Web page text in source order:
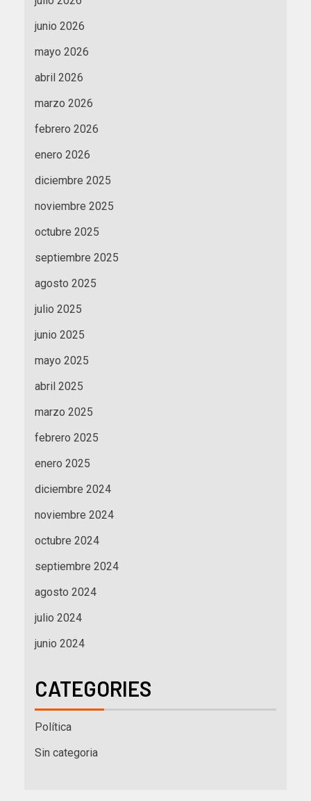
junio 2026
mayo 2026
abril 2026
marzo 2026
febrero 2026
enero 2026
diciembre 2025
noviembre 2025
octubre 2025
septiembre 2025
agosto 2025
julio 2025
junio 2025
mayo 2025
abril 2025
marzo 2025
febrero 2025
enero 2025
diciembre 2024
noviembre 2024
octubre 2024
septiembre 2024
agosto 2024
julio 2024
junio 2024
CATEGORIES
Política
Sin categoria